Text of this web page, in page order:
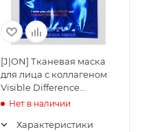
[J|ON] Тканевая маска
для лица с коллагеном
Visible Difference
Collagen Sheet Mask, 28
Нет в наличии
Характеристики